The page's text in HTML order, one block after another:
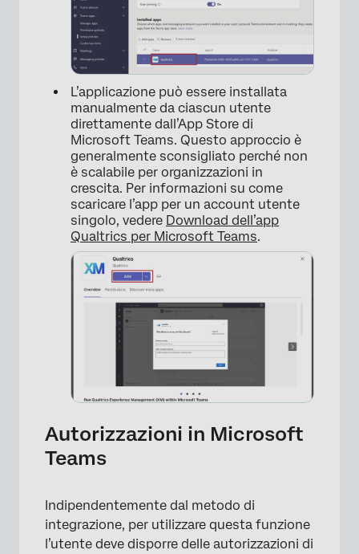
L’applicazione può essere installata
manualmente da ciascun utente
direttamente dall’App Store di
Microsoft Teams. Questo approccio è
generalmente sconsigliato perché non
è scalabile per organizzazioni in
crescita. Per informazioni su come
scaricare l’app per un account utente
singolo, vedere Download dell’app
Qualtrics per Microsoft Teams.
Autorizzazioni in Microsoft
Teams
Indipendentemente dal metodo di
integrazione, per utilizzare questa funzione
l’utente deve disporre delle autorizzazioni di